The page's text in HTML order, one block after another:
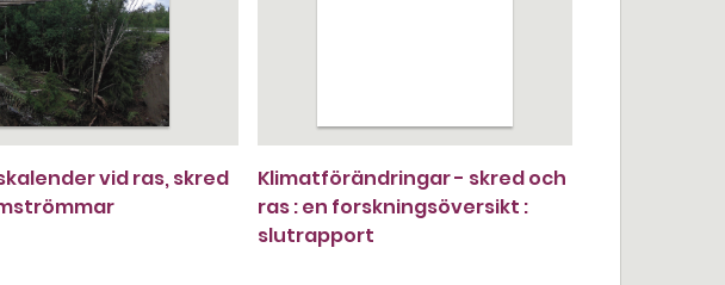
vid ras, skred
Klimatförändringar - skred och
ras : en forskningsöversikt :
slutrapport